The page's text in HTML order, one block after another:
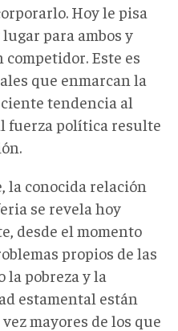
Hoy le pisa
para ambos y
Este es
que enmarcan la
tendencia al
fuerza política resulte
la conocida relación
se revela hoy
desde el momento
propios de las
la pobreza y la
estamental están
mayores de los que